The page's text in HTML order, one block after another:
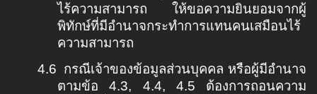
ไร้ความสามารถ ให้ขอความยินยอมจากผู้
พิทักษ์ที่มีอำนาจกระทำการแทนคนเสมือนไร้
ความสามารถ
4.6 กรณีเจ้าของข้อมูลส่วนบุคคล หรือผู้มีอำนาจ
ตามข้อ4.3, 4.4, 4.5 ต้องการถอนความ